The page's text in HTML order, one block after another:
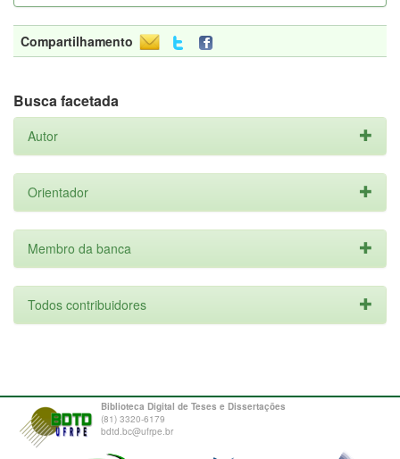
Compartilhamento
Busca facetada
Autor
Orientador
Membro da banca
Todos contribuidores
Biblioteca Digital de Teses e Dissertações
(81) 3320-6179
bdtd.bc@ufrpe.br